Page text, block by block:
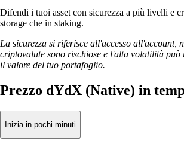
Difendi i tuoi asset con sicurezza a più livelli e
storage che in staking.
La sicurezza si riferisce all'accesso all'account,
criptovalute sono rischiose e l'alta volatilità può
il valore del tuo portafoglio.
Prezzo dYdX (Native) in
Inizia in pochi minuti